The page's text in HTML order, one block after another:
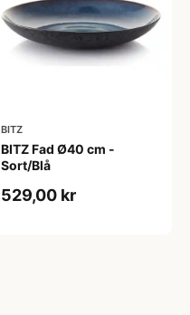
BITZ
BITZ Fad Ø40 cm -
Sort/Blå
529,00 kr